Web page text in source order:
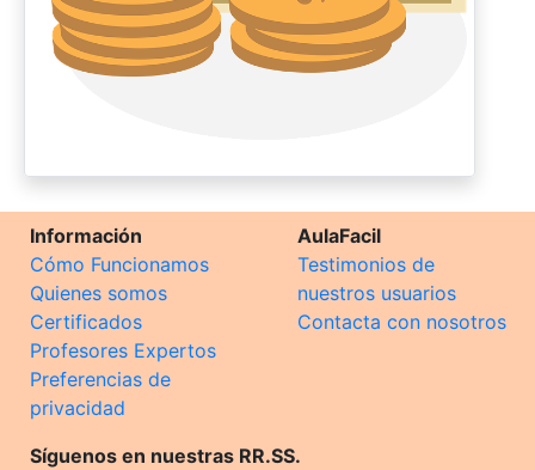
Información
Cómo Funcionamos
Quienes somos
Certificados
Profesores Expertos
Preferencias de
privacidad
AulaFacil
Testimonios de
nuestros usuarios
Contacta con nosotros
Síguenos en nuestras RR.SS.